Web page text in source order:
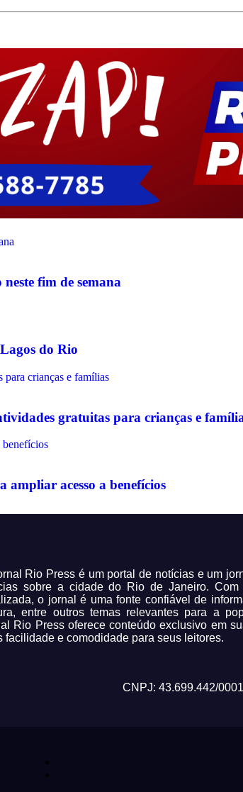
fim de semana
do Rio
gratuitas para crianças e
acesso a benefícios
Rio Press é um portal de notícias e um
sobre a cidade do Rio de Janeiro. Com
o jornal é uma fonte confiável de
entre outros temas relevantes para a
Rio Press oferece conteúdo exclusivo em
facilidade e comodidade para seus leitores.
CNPJ: 43.699.442/